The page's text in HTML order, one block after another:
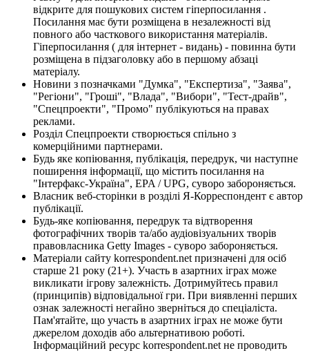
відкрите для пошукових систем гіперпосилання .
Посилання має бути розміщена в незалежності від
повного або часткового використання матеріалів.
Гіперпосилання ( для інтернет - видань) - повинна бути
розміщена в підзаголовку або в першому абзаці
матеріалу.
Новини з позначками "Думка", "Експертиза", "Заява",
"Регіони", "Гроші", "Влада", "Вибори", "Тест-драйв",
"Спецпроекти", "Промо" публікуються на правах
реклами.
Розділ Спецпроекти створюється спільно з
комерційними партнерами.
Будь яке копіювання, публікація, передрук, чи наступне
поширення інформації, що містить посилання на
"Інтерфакс-Україна", EPA / UPG, суворо забороняється.
Власник веб-сторінки в розділі Я-Корреспондент є автор
публікації.
Будь-яке копіювання, передрук та відтворення
фотографічних творів та/або аудіовізуальних творів
правовласника Getty Images - суворо забороняється.
Матеріали сайту korrespondent.net призначені для осіб
старше 21 року (21+). Участь в азартних іграх може
викликати ігрову залежність. Дотримуйтесь правил
(принципів) відповідальної гри. При виявленні перших
ознак залежності негайно зверніться до спеціаліста.
Пам'ятайте, що участь в азартних іграх не може бути
джерелом доходів або альтернативою роботі.
Інформаційний ресурс korrespondent.net не проводить